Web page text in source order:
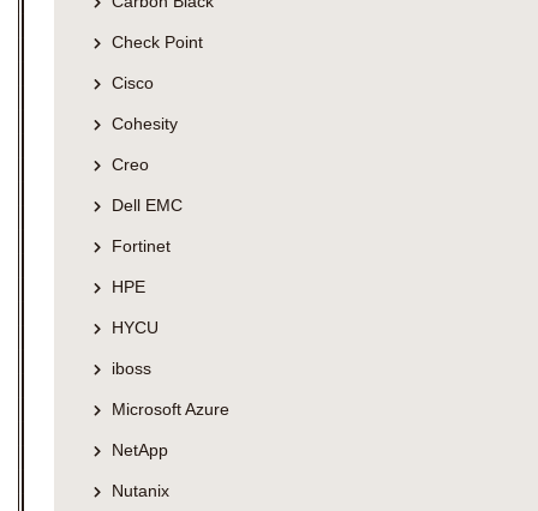
Check Point
Cisco
Cohesity
Creo
Dell EMC
Fortinet
HPE
HYCU
iboss
Microsoft Azure
NetApp
Nutanix